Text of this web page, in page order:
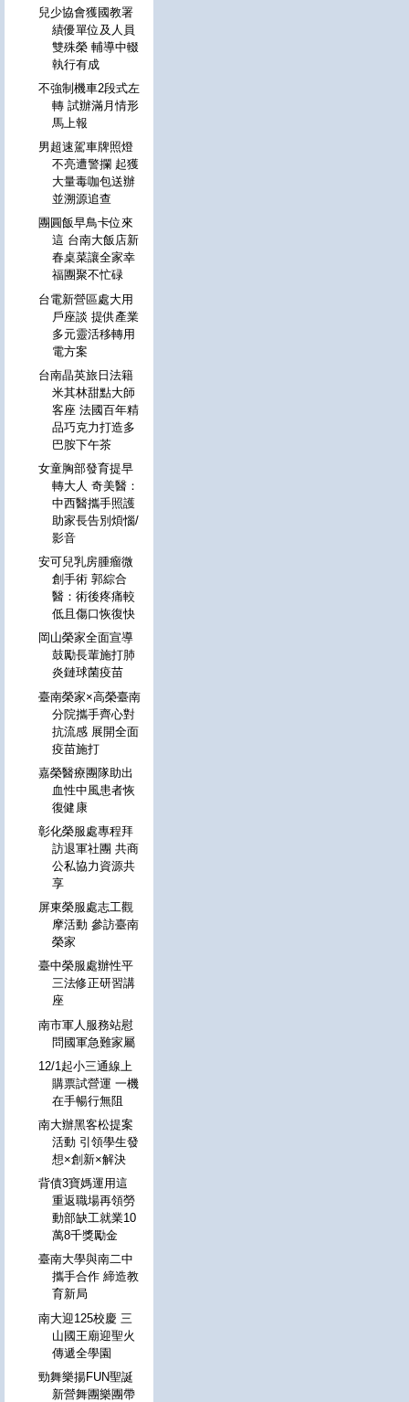
兒少協會獲國教署
績優單位及人員
雙殊榮 輔導中輟
執行有成
不強制機車2段式左
轉 試辦滿月情形
馬上報
男超速駕車牌照燈
不亮遭警攔 起獲
大量毒咖包送辦
並溯源追查
團圓飯早鳥卡位來
這 台南大飯店新
春桌菜讓全家幸
福團聚不忙碌
台電新營區處大用
戶座談 提供產業
多元靈活移轉用
電方案
台南晶英旅日法籍
米其林甜點大師
客座 法國百年精
品巧克力打造多
巴胺下午茶
女童胸部發育提早
轉大人 奇美醫：
中西醫攜手照護
助家長告別煩惱/
影音
安可兒乳房腫瘤微
創手術 郭綜合
醫：術後疼痛較
低且傷口恢復快
岡山榮家全面宣導
鼓勵長輩施打肺
炎鏈球菌疫苗
臺南榮家×高榮臺南
分院攜手齊心對
抗流感 展開全面
疫苗施打
嘉榮醫療團隊助出
血性中風患者恢
復健康
彰化榮服處專程拜
訪退軍社團 共商
公私協力資源共
享
屏東榮服處志工觀
摩活動 參訪臺南
榮家
臺中榮服處辦性平
三法修正研習講
座
南市軍人服務站慰
問國軍急難家屬
12/1起小三通線上
購票試營運 一機
在手暢行無阻
南大辦黑客松提案
活動 引領學生發
想×創新×解決
背債3寶媽運用這
重返職場再領勞
動部缺工就業10
萬8千獎勵金
臺南大學與南二中
攜手合作 締造教
育新局
南大迎125校慶 三
山國王廟迎聖火
傳遞全學園
勁舞樂揚FUN聖誕
新營舞團樂團帶